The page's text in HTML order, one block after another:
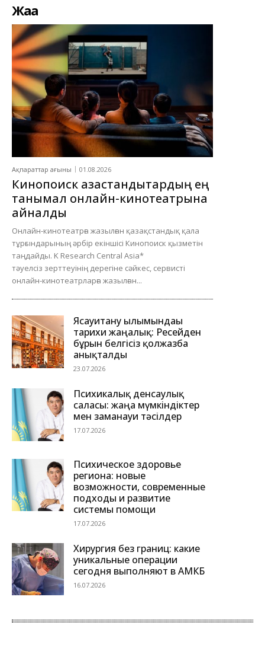
Жаңа
Ақпараттар ағыны 01.08.2026
Кинопоиск қазақстандықтардың ең
танымал онлайн-кинотеатрына
айналды
Онлайн-кинотеатрға жазылған қазақстандық қала
тұрғындарының әрбір екіншісі Кинопоиск қызметін
таңдайды. K Research Central Asia*
тәуелсіз зерттеуінің дерегіне сәйкес, сервисті
онлайн-кинотеатрларға жазылған...
Ясауитану ғылымындағы
тарихи жаңалық: Ресейден
бұрын белгісіз қолжазба
анықталды
23.07.2026
Психикалық денсаулық
саласы: жаңа мүмкіндіктер
мен заманауи тәсілдер
17.07.2026
Психическое здоровье
региона: новые
возможности, современные
подходы и развитие
системы помощи
17.07.2026
Хирургия без границ: какие
уникальные операции
сегодня выполняют в АМКБ
16.07.2026